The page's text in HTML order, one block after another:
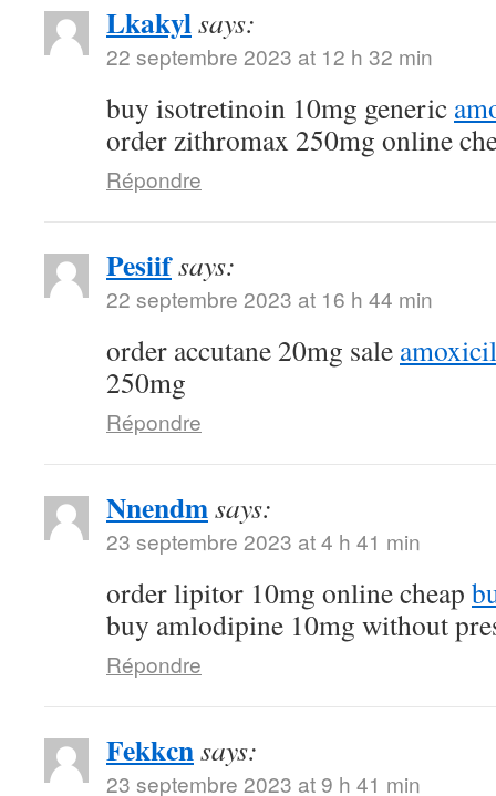
Lkakylsays:
22 septembre 2023 at 12 h 32 min
buy isotretinoin 10mg generic
order zithromax 250mg online
Répondre
Pesiifsays:
22 septembre 2023 at 16 h 44 min
order accutane 20mg sale
250mg
Répondre
Nnendmsays:
23 septembre 2023 at 4 h 41 min
order lipitor 10mg online cheap
buy amlodipine 10mg without
Répondre
Fekkcnsays:
23 septembre 2023 at 9 h 41 min